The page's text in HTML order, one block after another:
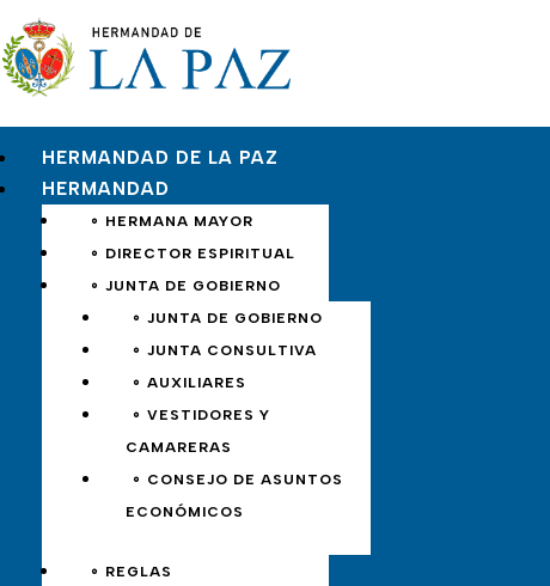
HERMANDAD DE LA PAZ
HERMANDAD
∘ HERMANA MAYOR
∘ DIRECTOR ESPIRITUAL
∘ JUNTA DE GOBIERNO
∘ JUNTA DE GOBIERNO
∘ JUNTA CONSULTIVA
∘ AUXILIARES
∘ VESTIDORES Y
CAMARERAS
∘ CONSEJO DE ASUNTOS
ECONÓMICOS
∘ REGLAS